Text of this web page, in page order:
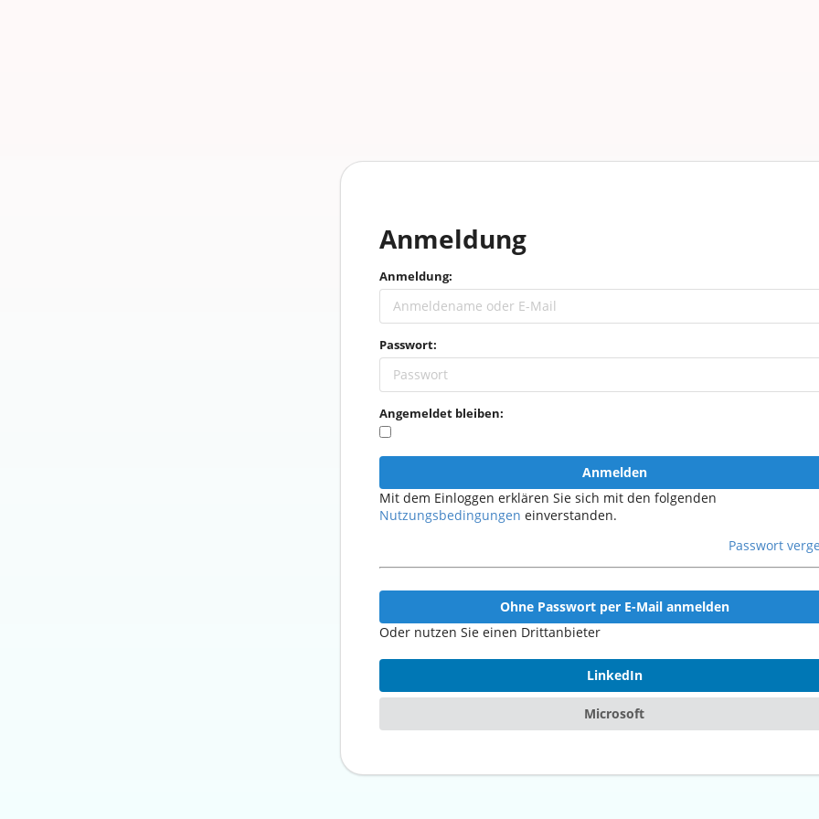
Anmeldung
Anmeldung:
Passwort:
Angemeldet bleiben:
Anmelden
Mit dem Einloggen erklären Sie sich mit den folgenden
Nutzungsbedingungen einverstanden.
Passwort
Ohne Passwort per E-Mail anmelden
Oder nutzen Sie einen Drittanbieter
LinkedIn
Microsoft